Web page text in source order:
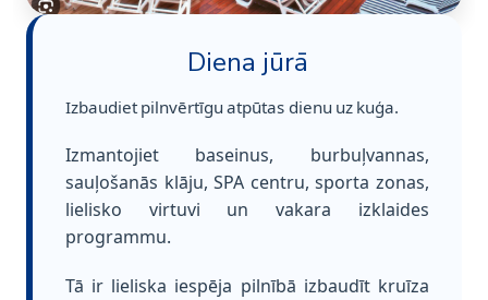
Diena jūrā
Izbaudiet pilnvērtīgu atpūtas dienu uz kuģa.
Izmantojiet baseinus, burbuļvannas,
sauļošanās klāju, SPA centru, sporta zonas,
lielisko virtuvi un vakara izklaides
programmu.
Tā ir lieliska iespēja pilnībā izbaudīt kruīza